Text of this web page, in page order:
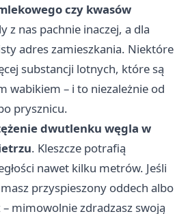
czy kwasów
z nas pachnie inaczej, a dla
adres zamieszkania. Niektóre
substancji lotnych, które są
wabikiem – i to niezależnie od
prysznicu.
dwutlenku węgla w
. Kleszcze potrafią
nawet kilku metrów. Jeśli
przyspieszony oddech albo
mimowolnie zdradzasz swoją